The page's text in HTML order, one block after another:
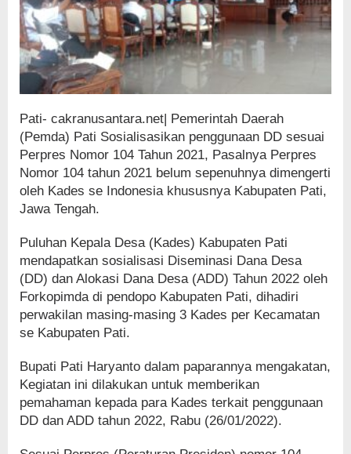
Pati- cakranusantara.net| Pemerintah Daerah
(Pemda) Pati Sosialisasikan penggunaan DD sesuai
Perpres Nomor 104 Tahun 2021, Pasalnya Perpres
Nomor 104 tahun 2021 belum sepenuhnya dimengerti
oleh Kades se Indonesia khususnya Kabupaten Pati,
Jawa Tengah.
Puluhan Kepala Desa (Kades) Kabupaten Pati
mendapatkan sosialisasi Diseminasi Dana Desa
(DD) dan Alokasi Dana Desa (ADD) Tahun 2022 oleh
Forkopimda di pendopo Kabupaten Pati, dihadiri
perwakilan masing-masing 3 Kades per Kecamatan
se Kabupaten Pati.
Bupati Pati Haryanto dalam paparannya mengakatan,
Kegiatan ini dilakukan untuk memberikan
pemahaman kepada para Kades terkait penggunaan
DD dan ADD tahun 2022, Rabu (26/01/2022).